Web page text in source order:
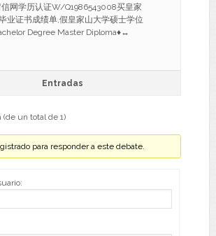
网学历认证W/Q1986543008买皇家
业证书成绩单,假皇家山大学硕士学位
Degree Master Diploma♦↔
Entradas
(de un total de 1)
para responder a este debate.